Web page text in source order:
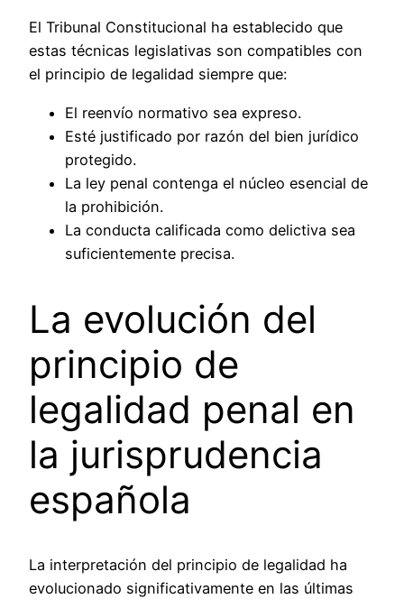
El Tribunal Constitucional ha establecido que
estas técnicas legislativas son compatibles con
el principio de legalidad siempre que:
El reenvío normativo sea expreso.
Esté justificado por razón del bien jurídico
protegido.
La ley penal contenga el núcleo esencial de
la prohibición.
La conducta calificada como delictiva sea
suficientemente precisa.
La evolución del
principio de
legalidad penal en
la jurisprudencia
española
La interpretación del principio de legalidad ha
evolucionado significativamente en las últimas